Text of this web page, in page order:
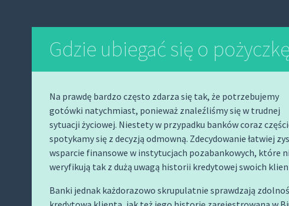
Gdzie ubiegać się o
Na prawdę bardzo często zdarza się tak, że potrzebujemy
gotówki natychmiast, ponieważ znaleźliśmy się w trudnej
sytuacji życiowej. Niestety w przypadku banków coraz
spotykamy się z decyzją odmowną. Zdecydowanie łatwiej
wsparcie finansowe w instytucjach pozabankowych, które
weryfikują tak z dużą uwagą historii kredytowej swoich
Banki jednak każdorazowo skrupulatnie sprawdzają